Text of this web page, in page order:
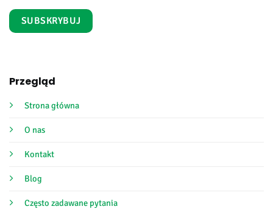
Przegląd
Strona główna
O nas
Kontakt
Blog
Często zadawane pytania